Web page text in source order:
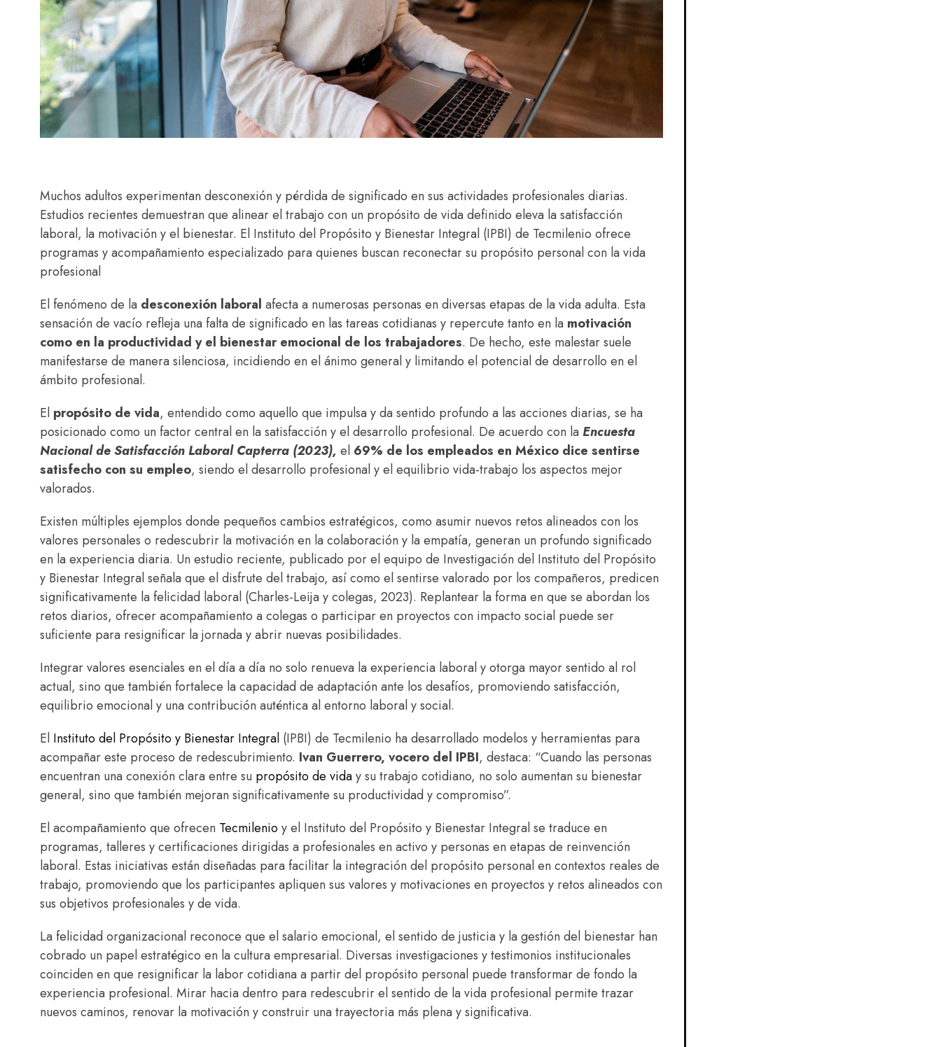
Muchos adultos experimentan desconexión y pérdida de significado en sus actividades profesionales diarias.
Estudios recientes demuestran que alinear el trabajo con un propósito de vida definido eleva la satisfacción
laboral, la motivación y el bienestar. El Instituto del Propósito y Bienestar Integral (IPBI) de Tecmilenio ofrece
programas y acompañamiento especializado para quienes buscan reconectar su propósito personal con la vida
profesional
El fenómeno de la desconexión laboral afecta a numerosas personas en diversas etapas de la vida adulta. Esta
sensación de vacío refleja una falta de significado en las tareas cotidianas y repercute tanto en la motivación
como en la productividad y el bienestar emocional de los trabajadores. De hecho, este malestar suele
manifestarse de manera silenciosa, incidiendo en el ánimo general y limitando el potencial de desarrollo en el
ámbito profesional.
El propósito de vida, entendido como aquello que impulsa y da sentido profundo a las acciones diarias, se ha
posicionado como un factor central en la satisfacción y el desarrollo profesional. De acuerdo con la Encuesta
Nacional de Satisfacción Laboral Capterra (2023), el 69% de los empleados en México dice sentirse
satisfecho con su empleo, siendo el desarrollo profesional y el equilibrio vida-trabajo los aspectos mejor
valorados.
Existen múltiples ejemplos donde pequeños cambios estratégicos, como asumir nuevos retos alineados con los
valores personales o redescubrir la motivación en la colaboración y la empatía, generan un profundo significado
en la experiencia diaria. Un estudio reciente, publicado por el equipo de Investigación del Instituto del Propósito
y Bienestar Integral señala que el disfrute del trabajo, así como el sentirse valorado por los compañeros, predicen
significativamente la felicidad laboral (Charles-Leija y colegas, 2023). Replantear la forma en que se abordan los
retos diarios, ofrecer acompañamiento a colegas o participar en proyectos con impacto social puede ser
suficiente para resignificar la jornada y abrir nuevas posibilidades.
Integrar valores esenciales en el día a día no solo renueva la experiencia laboral y otorga mayor sentido al rol
actual, sino que también fortalece la capacidad de adaptación ante los desafíos, promoviendo satisfacción,
equilibrio emocional y una contribución auténtica al entorno laboral y social.
El Instituto del Propósito y Bienestar Integral (IPBI) de Tecmilenio ha desarrollado modelos y herramientas para
acompañar este proceso de redescubrimiento. Ivan Guerrero, vocero del IPBI, destaca: “Cuando las personas
encuentran una conexión clara entre su propósito de viday su trabajo cotidiano, no solo aumentan su bienestar
general, sino que también mejoran significativamente su productividad y compromiso”.
El acompañamiento que ofrecen Tecmilenio y el Instituto del Propósito y Bienestar Integral se traduce en
programas, talleres y certificaciones dirigidas a profesionales en activo y personas en etapas de reinvención
laboral. Estas iniciativas están diseñadas para facilitar la integración del propósito personal en contextos reales de
trabajo, promoviendo que los participantes apliquen sus valores y motivaciones en proyectos y retos alineados con
sus objetivos profesionales y de vida.
La felicidad organizacional reconoce que el salario emocional, el sentido de justicia y la gestión del bienestar han
cobrado un papel estratégico en la cultura empresarial. Diversas investigaciones y testimonios institucionales
coinciden en que resignificar la labor cotidiana a partir del propósito personal puede transformar de fondo la
experiencia profesional. Mirar hacia dentro para redescubrir el sentido de la vida profesional permite trazar
nuevos caminos, renovar la motivación y construir una trayectoria más plena y significativa.